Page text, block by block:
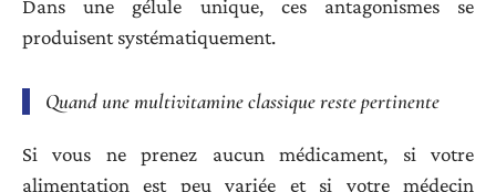
Dans une gélule unique, ces antagonismes se
produisent systématiquement.
Quand une multivitamine classique reste pertinente
Si vous ne prenez aucun médicament, si votre
alimentation est peu variée et si votre médecin